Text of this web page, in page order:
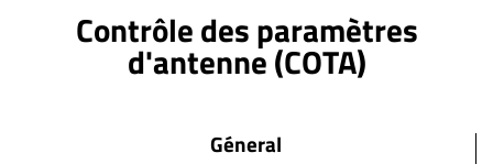
Contrôle des paramètres
d'antenne (COTA)
Géneral